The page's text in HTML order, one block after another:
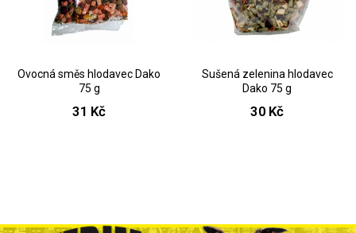
Ovocná směs hlodavec Dako
75 g
31 Kč
Sušená zelenina hlodavec
Dako 75 g
30 Kč